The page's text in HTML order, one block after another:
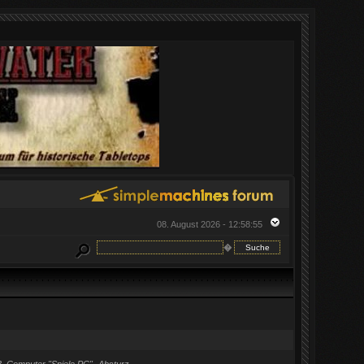
08. August 2026 - 12:58:55
�